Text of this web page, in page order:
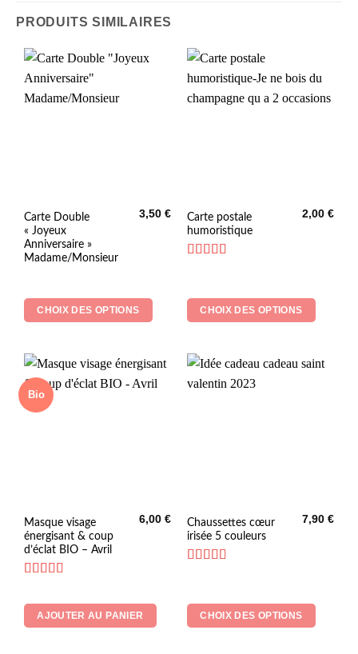
PRODUITS SIMILAIRES
Carte Double
« Joyeux
Anniversaire »
Madame/Monsieur
3,50€
CHOIX DES OPTIONS
Ce
produit
a
Les
options
choisies
sur
la
Carte postale
humoristique
2,00€
CHOIX DES OPTIONS
Ce
produit
Les
options
choisies
sur
Bio
Masque visage
énergisant & coup
d’éclat BIO – Avril
6,00€
AJOUTER AU PANIER
Chaussettes cœur
irisée 5 couleurs
7,90€
CHOIX DES OPTIONS
Ce
produit
Les
options